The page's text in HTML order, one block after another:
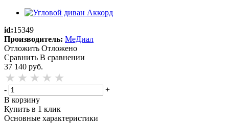
id:15349
Производитель: МеДиал
Отложить Отложено
Сравнить В сравнении
37 140 руб.
-
+
В корзину
Купить в 1 клик
Основные характеристики